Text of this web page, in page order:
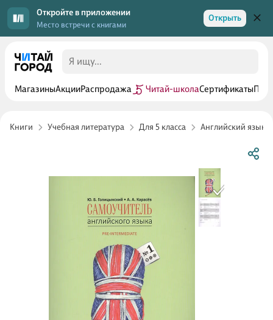
Откройте в приложении
Место встречи с книгами
Открыть
МагазиныАкцииРаспродажа Читай-школаСертификаты
Книги Учебная литература Для 5 класса Английский язык 5